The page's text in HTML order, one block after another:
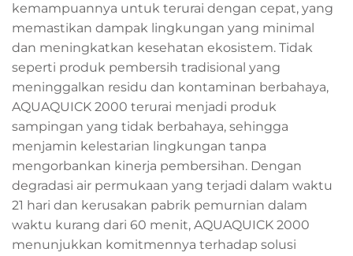
kemampuannya untuk terurai dengan cepat, yang
memastikan dampak lingkungan yang minimal
dan meningkatkan kesehatan ekosistem. Tidak
seperti produk pembersih tradisional yang
meninggalkan residu dan kontaminan berbahaya,
AQUAQUICK 2000 terurai menjadi produk
sampingan yang tidak berbahaya, sehingga
menjamin kelestarian lingkungan tanpa
mengorbankan kinerja pembersihan. Dengan
degradasi air permukaan yang terjadi dalam waktu
21 hari dan kerusakan pabrik pemurnian dalam
waktu kurang dari 60 menit, AQUAQUICK 2000
menunjukkan komitmennya terhadap solusi